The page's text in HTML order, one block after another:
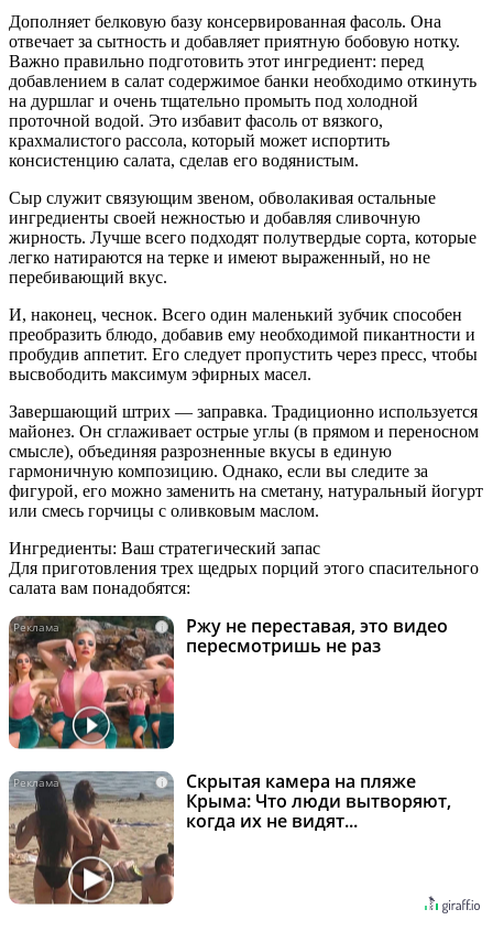
Дополняет белковую базу консервированная фасоль. Она
отвечает за сытность и добавляет приятную бобовую нотку.
Важно правильно подготовить этот ингредиент: перед
добавлением в салат содержимое банки необходимо откинуть
на дуршлаг и очень тщательно промыть под холодной
проточной водой. Это избавит фасоль от вязкого,
крахмалистого рассола, который может испортить
консистенцию салата, сделав его водянистым.
Сыр служит связующим звеном, обволакивая остальные
ингредиенты своей нежностью и добавляя сливочную
жирность. Лучше всего подходят полутвердые сорта, которые
легко натираются на терке и имеют выраженный, но не
перебивающий вкус.
И, наконец, чеснок. Всего один маленький зубчик способен
преобразить блюдо, добавив ему необходимой пикантности и
пробудив аппетит. Его следует пропустить через пресс, чтобы
высвободить максимум эфирных масел.
Завершающий штрих — заправка. Традиционно используется
майонез. Он сглаживает острые углы (в прямом и переносном
смысле), объединяя разрозненные вкусы в единую
гармоничную композицию. Однако, если вы следите за
фигурой, его можно заменить на сметану, натуральный йогурт
или смесь горчицы с оливковым маслом.
Ингредиенты: Ваш стратегический запас
Для приготовления трех щедрых порций этого спасительного
салата вам понадобятся:
i
Ржу не переставая, это видео
пересмотришь не раз
i
Скрытая камера на пляже
Крыма: Что люди вытворяют,
когда их не видят...